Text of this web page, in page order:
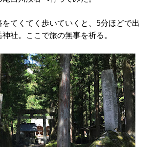
てくてく歩いていくと、5分ほどで出
社。ここで旅の無事を祈る。